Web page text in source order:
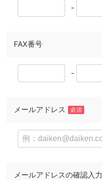
-
FAX番号
-
メールアドレス 必須
メールアドレスの確認入力